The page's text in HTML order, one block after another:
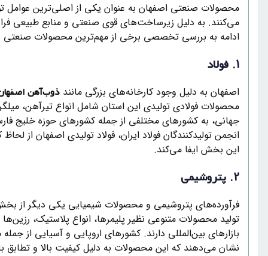
محصولات صنعتی اصفهان به عنوان یکی از اصلی‌ترین عوامل
می‌کنند. به دلیل زیرساخت‌های قوی صنعتی و منابع طبیعی
ادامه به بررسی تخصصی برخی از مهم‌ترین محصولات صنعتی
1. فولاد
اصفهان به دلیل وجود کارخانه‌های بزرگی مانند ذوب‌آهن
محصولات فولادی تولیدی این استان شامل انواع تیرآهن،
جهانی، به کشورهای مختلفی از جمله کشورهای حوزه خلیج
انجمن تولیدکنندگان فولاد ایران، فولاد تولیدی اصفهان
این بخش ایفا می‌کند.
2. پتروشیمی
فرآورده‌های پتروشیمی و محصولات شیمیایی یکی دیگر از
تولید محصولات متنوعی نظیر پلیمرها، انواع پلاستیک،
بازارهای بین‌المللی دارند. کشورهای اروپایی و آسیایی از
نشان می‌دهند که این محصولات به دلیل کیفیت بالا و تطابق